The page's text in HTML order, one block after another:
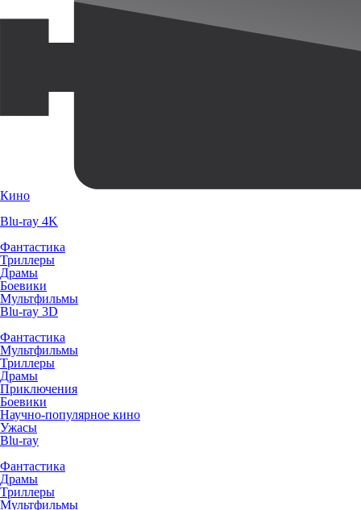
Кино
Blu-ray 4K
Фантастика
Триллеры
Драмы
Боевики
Мультфильмы
Blu-ray 3D
Фантастика
Мультфильмы
Триллеры
Драмы
Приключения
Боевики
Научно-популярное кино
Ужасы
Blu-ray
Фантастика
Драмы
Триллеры
Мультфильмы